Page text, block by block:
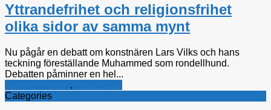
Yttrandefrihet och religionsfrihet
olika sidor av samma mynt
Nu pågår en debatt om konstnären Lars Vilks och hans
teckning föreställande Muhammed som rondellhund.
Debatten påminner en hel...
,
Categories